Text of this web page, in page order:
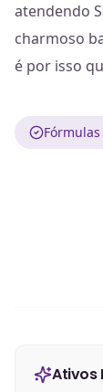
atendendo
charmoso
é por isso
Ativos